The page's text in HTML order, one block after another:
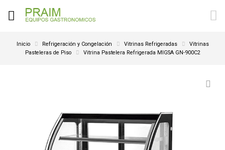
Inicio Refrigeración y Congelación Vitrinas Refrigeradas
Vitrinas
Pasteleras de Piso
Vitrina Pastelera Refrigerada MIGSA GN-900C2